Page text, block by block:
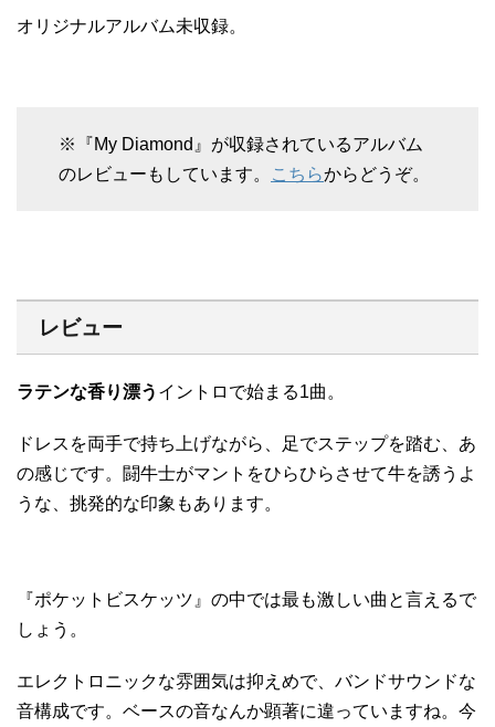
オリジナルアルバム未収録。
※『My Diamond』が収録されているアルバム
のレビューもしています。
こちらからどうぞ。
レビュー
ラテンな香り漂う イントロで始まる1曲。
ドレスを両手で持ち上げながら、足でステップを踏む、あ
の感じです。闘牛士がマントをひらひらさせて牛を誘うよ
うな、挑発的な印象もあります。
『ポケットビスケッツ』の中では最も激しい曲と言えるで
しょう。
エレクトロニックな雰囲気は抑えめで、バンドサウンドな
音構成です。ベースの音なんか顕著に違っていますね。今